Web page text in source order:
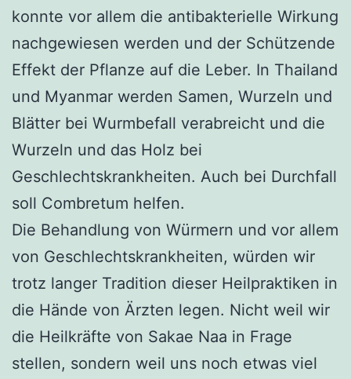
konnte vor allem die antibakterielle Wirkung
nachgewiesen werden und der Schützende
Effekt der Pflanze auf die Leber. In Thailand
und Myanmar werden Samen, Wurzeln und
Blätter bei Wurmbefall verabreicht und die
Wurzeln und das Holz bei
Geschlechtskrankheiten. Auch bei Durchfall
soll Combretum helfen.
Die Behandlung von Würmern und vor allem
von Geschlechtskrankheiten, würden wir
trotz langer Tradition dieser Heilpraktiken in
die Hände von Ärzten legen. Nicht weil wir
die Heilkräfte von Sakae Naa in Frage
stellen, sondern weil uns noch etwas viel